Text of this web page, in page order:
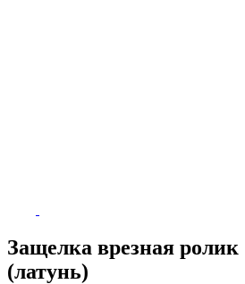
Защелка врезная ролик
(латунь)